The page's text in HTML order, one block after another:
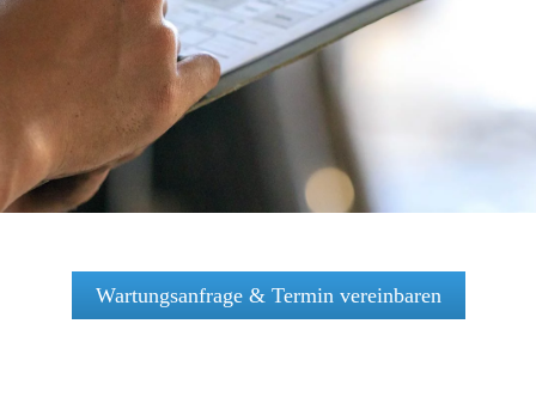
Wartungsanfrage & Termin vereinbaren